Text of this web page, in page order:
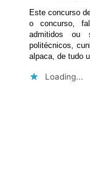
Este concurso
o concurso,
admitidos ou
politécnicos,
alpaca, de tudo
Loading...